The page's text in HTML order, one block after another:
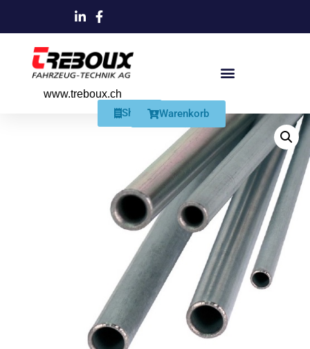
www.treboux.ch
Shop Warenkorb